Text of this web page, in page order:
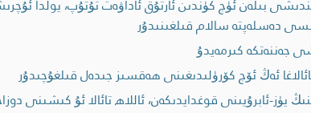
بىلەن ئۈچ كۈندىن ئارتۇق ئاداۋەت تۇتۇپ، يولدا
دەسلەپتە سالام قىلغىنىدۇر
جەننەتكە كىرمەيدۇ
ئەڭ ئۆچ كۆرۈلىدىغىنى ھەقسىز جىدەل قىلغۇچىدۇر
ئابرۇيىنى قوغدايدىكەن، ئاللاھ تائالا ئۇ كىشىنى